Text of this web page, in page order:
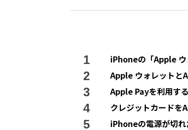
iPhoneの「Apple ウ
Apple ウォレットと
Apple Payを利用す
クレジットカードを
iPhoneの電源が切